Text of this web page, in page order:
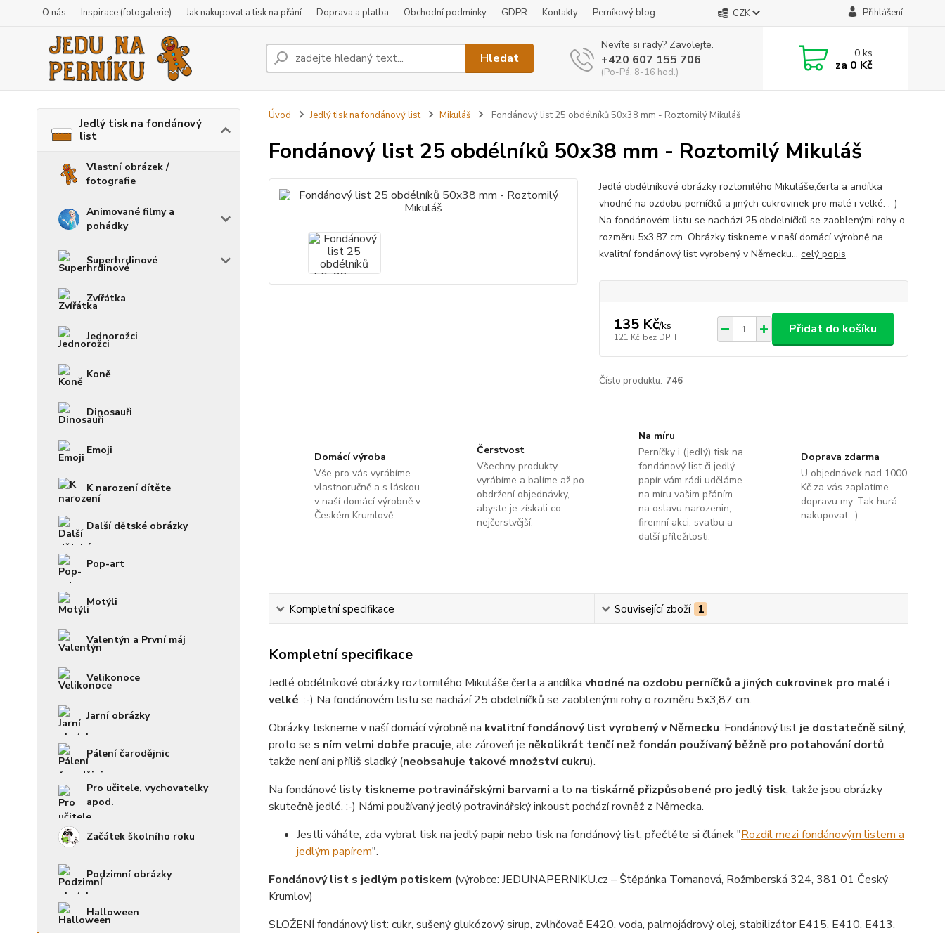
O nás Inspirace (fotogalerie) Jak nakupovat a tisk na přání Doprava a platba Obchodní podmínky GDPR Kontakty Perníkový blog CZK Přihlášení
Hledat
Nevíte si rady? Zavolejte.
+420 607 155 706
(Po-Pá, 8-16 hod.)
0ks
za 0 Kč
Jedlý tisk na fondánový
list
Vlastní obrázek /
fotografie
Animované filmy a
pohádky
Superhrdinové
Zvířátka
Jednorožci
Koně
Dinosauři
Emoji
K narození dítěte
Další dětské obrázky
Pop-art
Motýli
Valentýn a První máj
Velikonoce
Jarní obrázky
Pálení čarodějnic
Pro učitele, vychovatelky
apod.
Začátek školního roku
Podzimní obrázky
Halloween
Úvod Jedlý tisk na fondánový list Mikuláš Fondánový list 25 obdélníků 50x38 mm - Roztomilý Mikuláš
Fondánový list 25 obdélníků 50x38 mm - Roztomilý Mikuláš
Jedlé obdélníkové obrázky roztomilého Mikuláše,čerta a andílka
vhodné na ozdobu perníčků a jiných cukrovinek pro malé i velké. :-)
Na fondánovém listu se nachází 25 obdelníčků se zaoblenými rohy o
rozměru 5x3,87 cm. Obrázky tiskneme v naší domácí výrobně na
kvalitní fondánový list vyrobený v Německu... celý popis
135 Kč/ks
121 Kč bez DPH
Přidat do košíku
Číslo produktu: 746
Domácí výroba
Vše pro vás vyrábíme
vlastnoručně a s láskou
v naší domácí výrobně v
Českém Krumlově.
Čerstvost
Všechny produkty
vyrábíme a balíme až po
obdržení objednávky,
abyste je získali co
nejčerstvější.
Na míru
Perníčky i (jedlý) tisk na
fondánový list či jedlý
papír vám rádi uděláme
na míru vašim přáním -
na oslavu narozenin,
firemní akci, svatbu a
další příležitosti.
Doprava zdarma
U objednávek nad 1000
Kč za vás zaplatíme
dopravu my. Tak hurá
nakupovat. :)
Kompletní specifikace Související zboží 1
Kompletní specifikace
Jedlé obdélníkové obrázky roztomilého Mikuláše,čerta a andílka vhodné na ozdobu perníčků a jiných cukrovinek pro malé i
velké. :-) Na fondánovém listu se nachází 25 obdelníčků se zaoblenými rohy o rozměru 5x3,87 cm.
Obrázky tiskneme v naší domácí výrobně na kvalitní fondánový list vyrobený v Německu. Fondánový list je dostatečně silný,
proto se s ním velmi dobře pracuje, ale zároveň je několikrát tenčí než fondán používaný běžně pro potahování dortů,
takže není ani příliš sladký (neobsahuje takové množství cukru).
Na fondánové listy tiskneme potravinářskými barvami a to na tiskárně přizpůsobené pro jedlý tisk, takže jsou obrázky
skutečně jedlé. :-) Námi používaný jedlý potravinářský inkoust pochází rovněž z Německa.
Jestli váháte, zda vybrat tisk na jedlý papír nebo tisk na fondánový list, přečtěte si článek "Rozdíl mezi fondánovým listem a
jedlým papírem".
Fondánový list s jedlým potiskem (výrobce: JEDUNAPERNIKU.cz – Štěpánka Tomanová, Rožmberská 324, 381 01 Český
Krumlov)
SLOŽENÍ fondánový list: cukr, sušený glukózový sirup, zvlhčovač E420, voda, palmojádrový olej, stabilizátor E415, E410, E413,